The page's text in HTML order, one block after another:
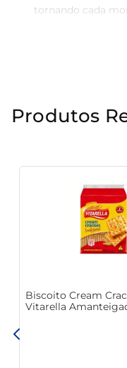
tornando cada
Perfeito Para
Os biscoitos
energia
Produtos
Biscoito Cream
Vitarella